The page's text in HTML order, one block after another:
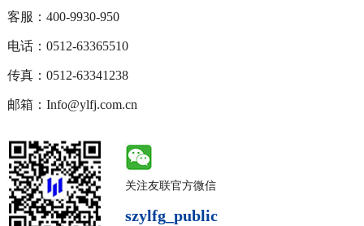
客服：400-9930-950
电话：0512-63365510
传真：0512-63341238
邮箱：Info@ylfj.com.cn
关注友联官方微信
szylfg_public